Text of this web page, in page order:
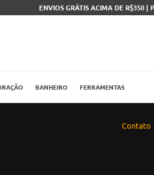
ENVIOS GRÁTIS ACIMA DE R$350 |
BANHEIRO FERRAMENTAS
Contato